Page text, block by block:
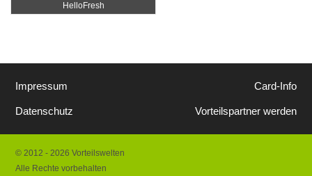
HelloFresh
Impressum
Datenschutz
Card-Info
Vorteilspartner werden
© 2012 - 2026 Vorteilswelten
Alle Rechte vorbehalten